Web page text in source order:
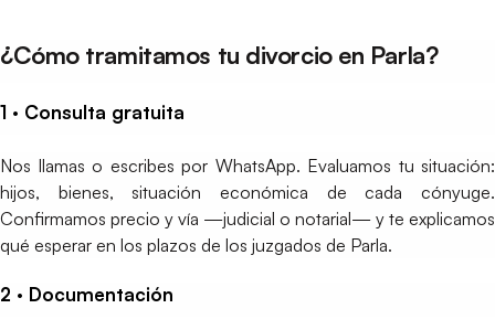
¿Cómo tramitamos tu divorcio en Parla?
1 · Consulta gratuita
Nos llamas o escribes por WhatsApp. Evaluamos tu situación:
hijos, bienes, situación económica de cada cónyuge.
Confirmamos precio y vía —judicial o notarial— y te explicamos
qué esperar en los plazos de los juzgados de Parla.
2 · Documentación